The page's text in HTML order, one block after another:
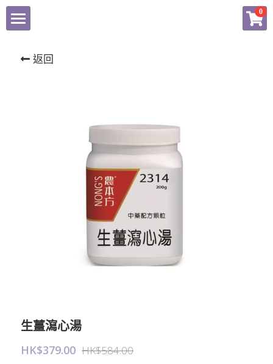
0
返回
生薑瀉心湯
HK$379.00 HK$584.00
×
揚子江